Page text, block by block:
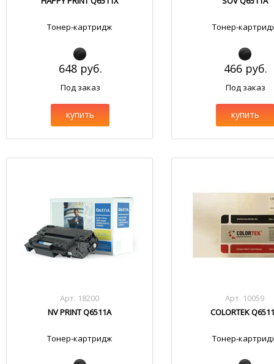
Тонер-картридж
648 руб.
Под заказ
купить
Тонер-
466 руб.
Под заказ
купить
Арт. 18200
NV PRINT Q6511A
Тонер-картридж
Арт. 10059
COLORTEK
Тонер-